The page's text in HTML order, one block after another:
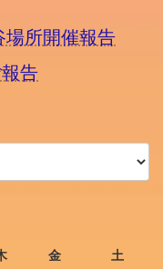
場所開催報告
告
金 土